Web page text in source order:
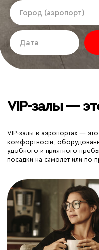
VIP-залы —
VIP-залы в аэропортах —
комфортности,
удобного и приятного
посадки на самолет или по